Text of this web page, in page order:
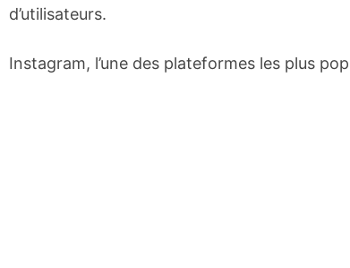
d’utilisateurs.
Instagram, l’une des plateformes les plus